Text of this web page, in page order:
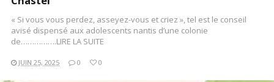
« Si vous vous perdez, asseyez-vous et criez », tel est le conseil
avisé dispensé aux adolescents nantis d’une colonie
de…………….LIRE LA SUITE
JUIN 25, 2025 0 0